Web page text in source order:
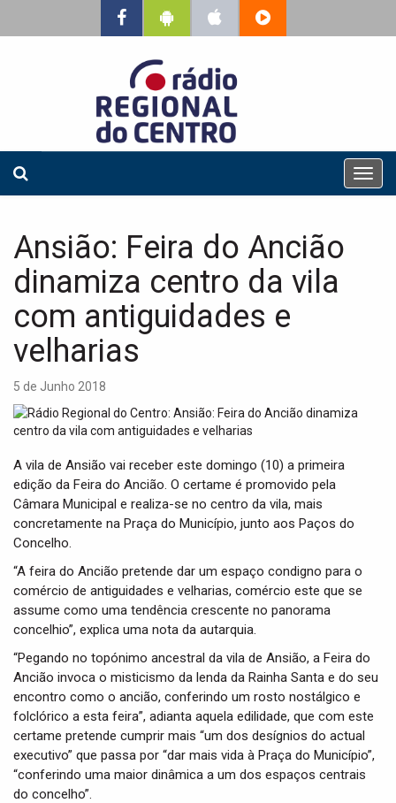
T
o
Ansião: Feira do Ancião
dinamiza centro da vila
com antiguidades e
velharias
5 de Junho 2018
A vila de Ansião vai receber este domingo (10) a primeira
edição da Feira do Ancião. O certame é promovido pela
Câmara Municipal e realiza-se no centro da vila, mais
concretamente na Praça do Município, junto aos Paços do
Concelho.
“A feira do Ancião pretende dar um espaço condigno para o
comércio de antiguidades e velharias, comércio este que se
assume como uma tendência crescente no panorama
concelhio”, explica uma nota da autarquia.
“Pegando no topónimo ancestral da vila de Ansião, a Feira do
Ancião invoca o misticismo da lenda da Rainha Santa e do seu
encontro como o ancião, conferindo um rosto nostálgico e
folclórico a esta feira”, adianta aquela edilidade, que com este
certame pretende cumprir mais “um dos desígnios do actual
executivo” que passa por “dar mais vida à Praça do Município”,
“conferindo uma maior dinâmica a um dos espaços centrais
do concelho”.